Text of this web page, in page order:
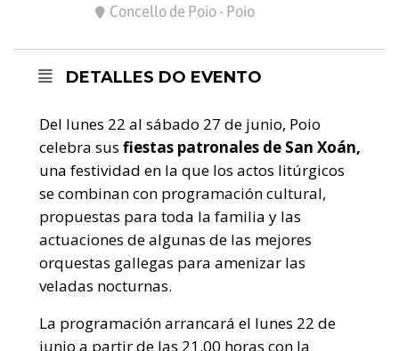
Concello de Poio - Poio
DETALLES DO EVENTO
Del lunes 22 al sábado 27 de junio, Poio
celebra sus fiestas patronales de San Xoán,
una festividad en la que los actos litúrgicos
se combinan con programación cultural,
propuestas para toda la familia y las
actuaciones de algunas de las mejores
orquestas gallegas para amenizar las
veladas nocturnas.
La programación arrancará el lunes 22 de
junio a partir de las 21.00 horas con la